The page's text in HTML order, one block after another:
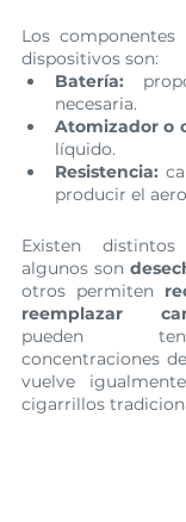
Los
dispositivos son:
Batería:
necesaria.
Atomizador o
líquido.
Resistencia:
producir el
Existen
algunos son
otros permiten
reemplazar
pueden
concentraciones
vuelve
cigarrillos